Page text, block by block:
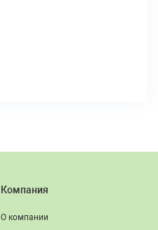
Компания
О компании